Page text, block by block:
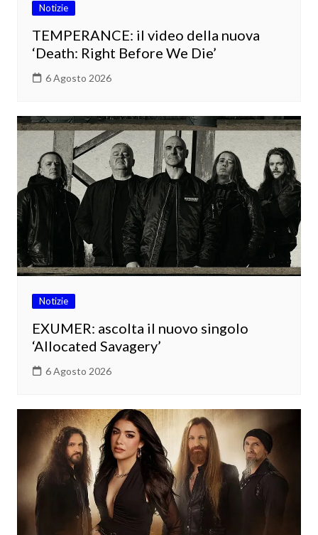
Notizie
TEMPERANCE: il video della nuova
‘Death: Right Before We Die’
6 Agosto 2026
Notizie
EXUMER: ascolta il nuovo singolo
‘Allocated Savagery’
6 Agosto 2026